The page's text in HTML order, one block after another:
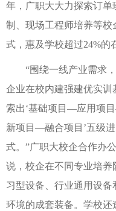
年，广职大大力探索订单
制、现场工程师培养等校
式，惠及学校超过24%的
“围绕一线产业需求
企业在校内建强建优实训
索出‘基础项目—应用项
新项目—融合项目’五级
式。”广职大校企合作办
说，校企在不同专业培养
习型设备、行业通用设备
环境的成套装备。学校还